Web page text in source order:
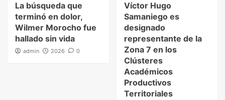
La búsqueda que
terminó en dolor,
Wilmer Morocho fue
hallado sin vida
admin 2026 0
Víctor Hugo
Samaniego es
designado
representante de la
Zona 7 en los
Clústeres
Académicos
Productivos
Territoriales